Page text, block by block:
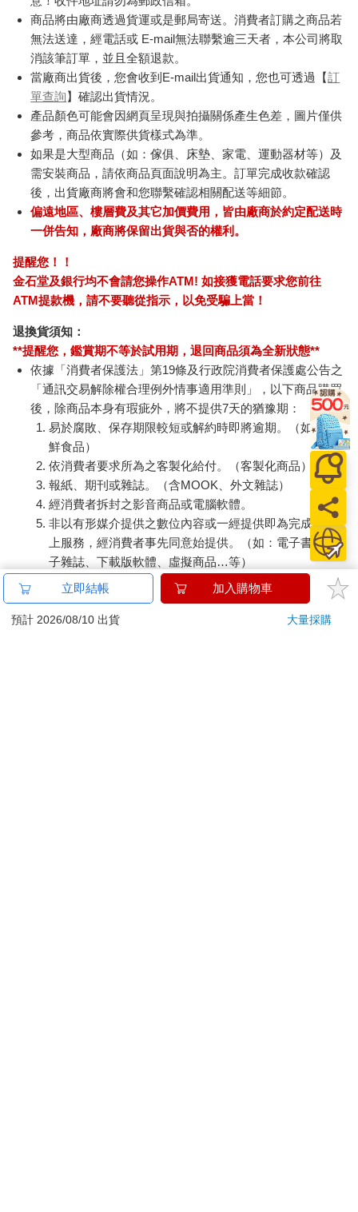
商品將由廠商透過貨運或是郵局寄送。消費者訂購之商品若
無法送達，經電話或 E-mail無法聯繫逾三天者，本公司將取
消該筆訂單，並且全額退款。
當廠商出貨後，您會收到E-mail出貨通知，您也可透過【訂
單查詢】確認出貨情況。
產品顏色可能會因網頁呈現與拍攝關係產生色差，圖片僅供
參考，商品依實際供貨樣式為準。
如果是大型商品（如：傢俱、床墊、家電、運動器材等）及
需安裝商品，請依商品頁面說明為主。訂單完成收款確認
後，出貨廠商將會和您聯繫確認相關配送等細節。
偏遠地區、樓層費及其它加價費用，皆由廠商於約定配送時
一併告知，廠商將保留出貨與否的權利。
提醒您！！
金石堂及銀行均不會請您操作ATM! 如接獲電話要求您前往
ATM提款機，請不要聽從指示，以免受騙上當！
退換貨須知：
**提醒您，鑑賞期不等於試用期，退回商品須為全新狀態**
依據「消費者保護法」第19條及行政院消費者保護處公告之
「通訊交易解除權合理例外情事適用準則」，以下商品購買
後，除商品本身有瑕疵外，將不提供7天的猶豫期：
易於腐敗、保存期限較短或解約時即將逾期。（如：生
鮮食品）
依消費者要求所為之客製化給付。（客製化商品）
報紙、期刊或雜誌。（含MOOK、外文雜誌）
經消費者拆封之影音商品或電腦軟體。
非以有形媒介提供之數位內容或一經提供即為完成之線
上服務，經消費者事先同意始提供。（如：電子書、電
子雜誌、下載版軟體、虛擬商品…等）
已拆封之個人衛生用品。（如：內衣褲、刮鬍刀、除毛
刀…等）
若非上列種類商品，均享有到貨7天的猶豫期（含例假
立即結帳 加入購物車
預計 2026/08/10 出貨 大量採購